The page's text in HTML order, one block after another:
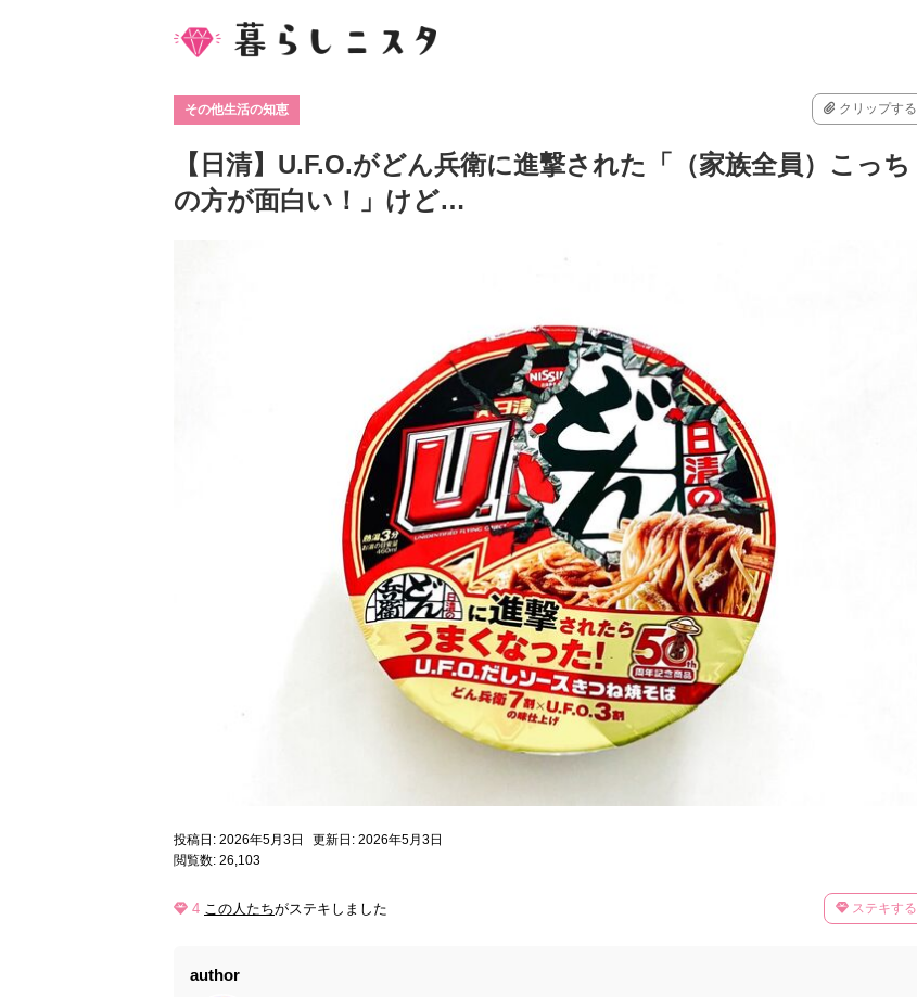
その他生活の知恵 クリップする
【日清】U.F.O.がどん兵衛に進撃された「（家族全員）こっち
の方が面白い！」けど…
投稿日: 2026年5月3日
更新日: 2026年5月3日
閲覧数: 26,103
4 この人たちがステキしました ステキする
author